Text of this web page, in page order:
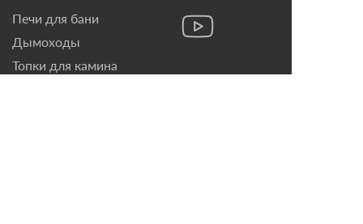
Печи для бани
Дымоходы
Топки для камина